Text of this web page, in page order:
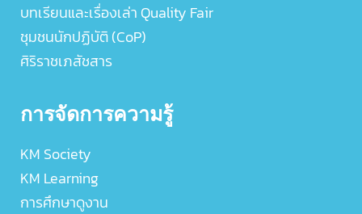
บทเรียนและเรื่องเล่า Quality Fair
ชุมชนนักปฏิบัติ (CoP)
ศิริราชเภสัชสาร
การจัดการความรู้
KM Society
KM Learning
การศึกษาดูงาน